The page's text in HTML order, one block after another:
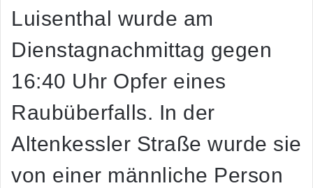
Luisenthal wurde am
Dienstagnachmittag gegen
16:40 Uhr Opfer eines
Raubüberfalls. In der
Altenkessler Straße wurde sie
von einer männliche Person